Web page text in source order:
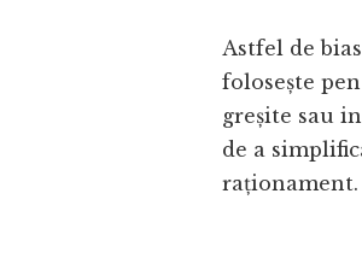
Astfel de
folosește
greșite sau
de a
raționament.